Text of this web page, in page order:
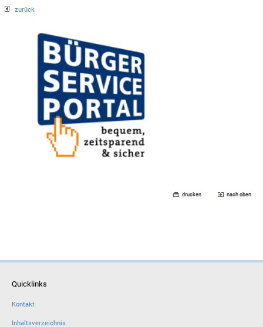
zurück
drucken nach oben
Quicklinks
Kontakt
Inhaltsverzeichnis